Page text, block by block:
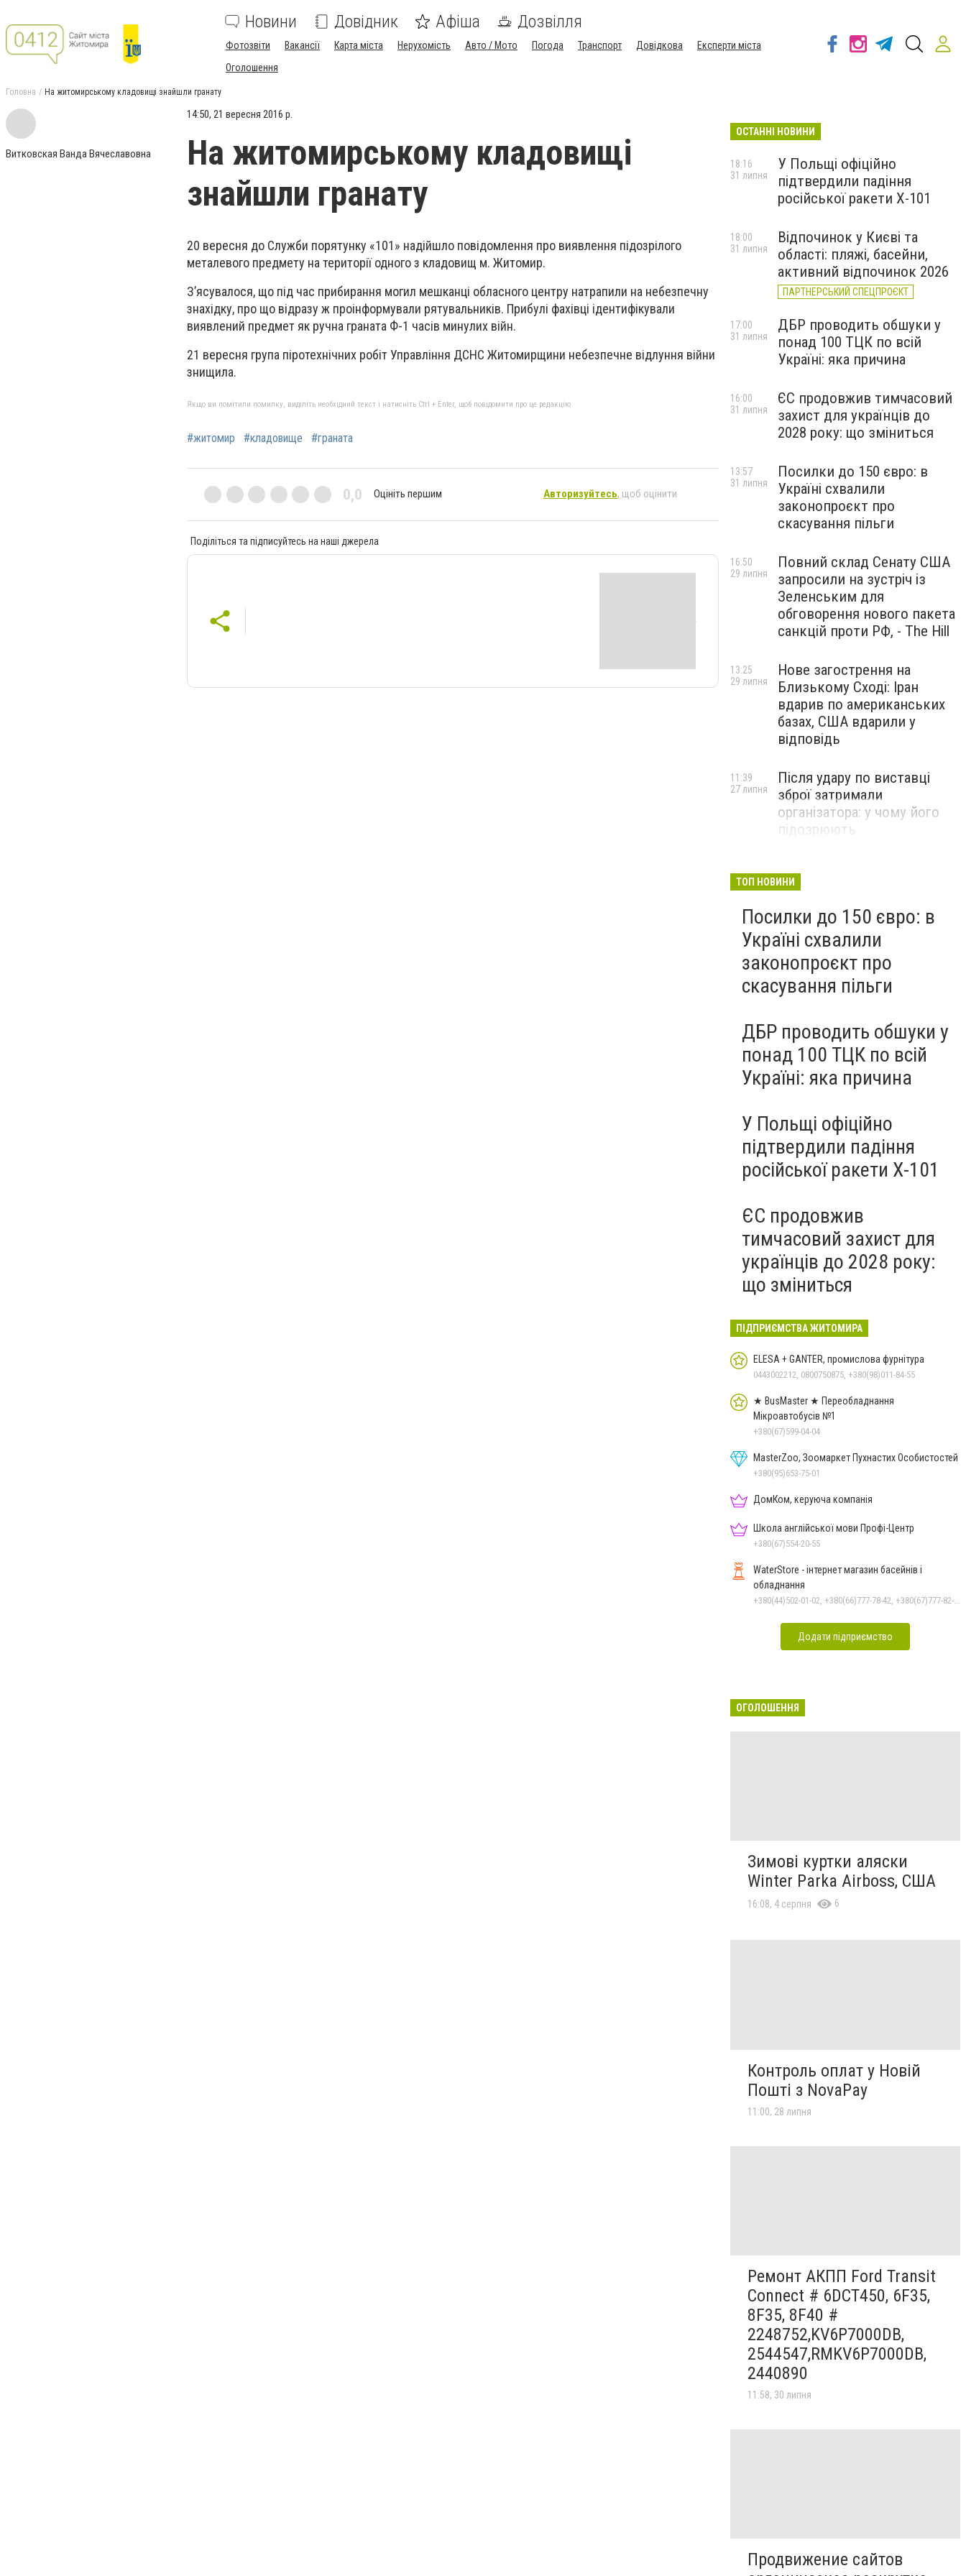
Новини Довідник Афіша Дозвілля
Фотозвіти Вакансії Карта міста Нерухомість Авто / Мото Погода Транспорт Довідкова
Експерти міста
Оголошення
Головна На житомирському кладовищі знайшли гранату
Витковская Ванда Вячеславовна
14:50, 21 вересня 2016 р.
На житомирському кладовищі
знайшли гранату
20 вересня до Служби порятунку «101» надійшло повідомлення про виявлення підозрілого
металевого предмету на території одного з кладовищ м. Житомир.
З’ясувалося, що під час прибирання могил мешканці обласного центру натрапили на небезпечну
знахідку, про що відразу ж проінформували рятувальників. Прибулі фахівці ідентифікували
виявлений предмет як ручна граната Ф-1 часів минулих війн.
21 вересня група піротехнічних робіт Управління ДСНС Житомирщини небезпечне відлуння війни
знищила.
Якщо ви помітили помилку, виділіть необхідний текст і натисніть Ctrl + Enter, щоб повідомити про це редакцію
#житомир #кладовище #граната
0,0 Оцініть першим Авторизуйтесь, щоб оцінити
Поділіться та підписуйтесь на наші джерела
ОСТАННІ НОВИНИ
У Польщі офіційно
підтвердили падіння
російської ракети Х-101
18:16
31 липня
Відпочинок у Києві та
області: пляжі, басейни,
активний відпочинок 2026
ПАРТНЕРСЬКИЙ СПЕЦПРОЄКТ
18:00
31 липня
ДБР проводить обшуки у
понад 100 ТЦК по всій
Україні: яка причина
17:00
31 липня
ЄС продовжив тимчасовий
захист для українців до
2028 року: що зміниться
16:00
31 липня
Посилки до 150 євро: в
Україні схвалили
законопроєкт про
скасування пільги
13:57
31 липня
Повний склад Сенату США
запросили на зустріч із
Зеленським для
обговорення нового пакета
санкцій проти РФ, - The Hill
16:50
29 липня
Нове загострення на
Близькому Сході: Іран
вдарив по американських
базах, США вдарили у
відповідь
13:25
29 липня
Після удару по виставці
зброї затримали
організатора: у чому його
підозрюють
11:39
27 липня
ТОП НОВИНИ
Посилки до 150 євро: в
Україні схвалили
законопроєкт про
скасування пільги
ДБР проводить обшуки у
понад 100 ТЦК по всій
Україні: яка причина
У Польщі офіційно
підтвердили падіння
російської ракети Х-101
ЄС продовжив
тимчасовий захист для
українців до 2028 року:
що зміниться
ПІДПРИЄМСТВА ЖИТОМИРА
ELESA + GANTER, промислова фурнітура
0443002212, 0800750875, +380(98)011-84-55
★ BusMaster ★ Переобладнання
Мікроавтобусів №1
+380(67)599-04-04
MasterZoo, Зоомаркет Пухнастих Особистостей
+380(95)653-75-01
ДомКом, керуюча компанія
Школа англійської мови Профі-Центр
+380(67)554-20-55
WaterStore - інтернет магазин басейнів і
обладнання
+380(44)502-01-02, +380(66)777-78-42, +380(67)777-82-19, +380(67)890-80-80, +380(73)890-80-80, +380(44)502-01-03
Додати підприємство
ОГОЛОШЕННЯ
Зимові куртки аляски
Winter Parka Airboss, США
16:08, 4 серпня 6
Контроль оплат у Новій
Пошті з NovaPay
11:00, 28 липня
Ремонт АКПП Ford Transit
Connect # 6DCT450, 6F35,
8F35, 8F40 #
2248752,KV6P7000DB,
2544547,RMKV6P7000DB,
2440890
11:58, 30 липня
Продвижение сайтов